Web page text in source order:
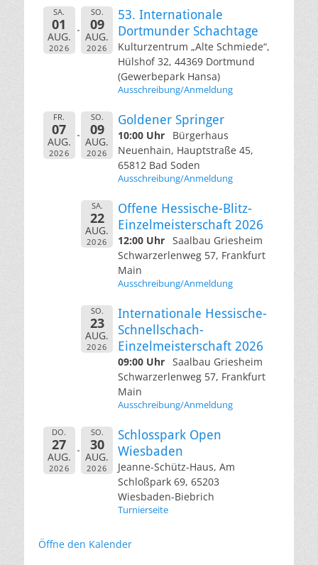
SA.
01
AUG.
2026
SO.
09
AUG.
2026
53. Internationale
Dortmunder Schachtage
Kulturzentrum „Alte Schmiede“,
Hülshof 32, 44369 Dortmund
(Gewerbepark Hansa)
Ausschreibung/Anmeldung
FR.
07
AUG.
2026
SO.
09
AUG.
2026
Goldener Springer
10:00 Uhr
Bürgerhaus
Neuenhain, Hauptstraße 45,
65812 Bad Soden
Ausschreibung/Anmeldung
SA.
22
AUG.
2026
Offene Hessische-Blitz-
Einzelmeisterschaft 2026
12:00 Uhr Saalbau Griesheim
Schwarzerlenweg 57, Frankfurt
Main
Ausschreibung/Anmeldung
SO.
23
AUG.
2026
Internationale Hessische-
Schnellschach-
Einzelmeisterschaft 2026
09:00 Uhr Saalbau Griesheim
Schwarzerlenweg 57, Frankfurt
Main
Ausschreibung/Anmeldung
DO.
27
AUG.
2026
SO.
30
AUG.
2026
Schlosspark Open
Wiesbaden
Jeanne-Schütz-Haus, Am
Schloßpark 69, 65203
Wiesbaden-Biebrich
Turnierseite
Öffne den Kalender